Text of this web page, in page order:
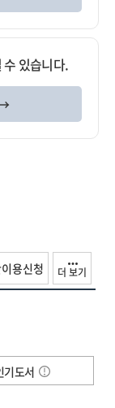
있습니다.
용신청 더 보기
기도서